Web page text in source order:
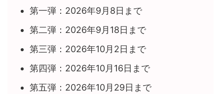
第一弾：2026年9月8日まで
第二弾：2026年9月18日まで
第三弾：2026年10月2日まで
第四弾：2026年10月16日まで
第五弾：2026年10月29日まで